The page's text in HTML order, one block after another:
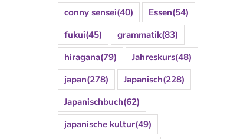
conny sensei(40) Essen(54)
fukui(45) grammatik(83)
hiragana(79) Jahreskurs(48)
japan(278) Japanisch(228)
Japanischbuch(62)
japanische kultur(49)